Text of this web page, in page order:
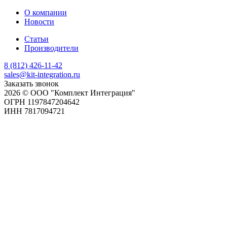
О компании
Новости
Статьи
Производители
8 (812) 426-11-42
sales@kit-integration.ru
Заказать звонок
2026 © ООО "Комплект Интеграция"
ОГРН 1197847204642
ИНН 7817094721